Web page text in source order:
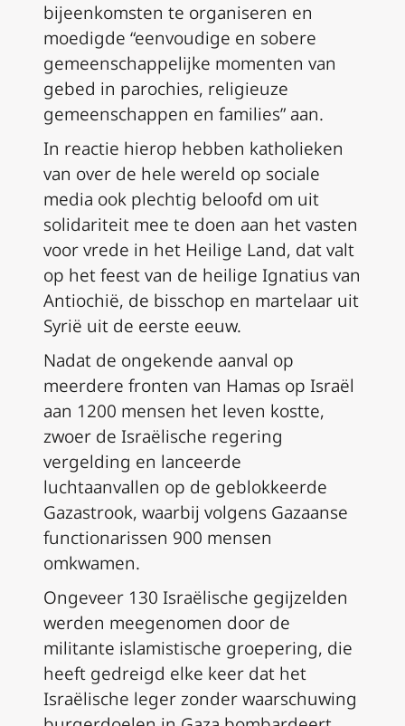
bijeenkomsten te organiseren en
moedigde “eenvoudige en sobere
gemeenschappelijke momenten van
gebed in parochies, religieuze
gemeenschappen en families” aan.
In reactie hierop hebben katholieken
van over de hele wereld op sociale
media ook plechtig beloofd om uit
solidariteit mee te doen aan het vasten
voor vrede in het Heilige Land, dat valt
op het feest van de heilige Ignatius van
Antiochië, de bisschop en martelaar uit
Syrië uit de eerste eeuw.
Nadat de ongekende aanval op
meerdere fronten van Hamas op Israël
aan 1200 mensen het leven kostte,
zwoer de Israëlische regering
vergelding en lanceerde
luchtaanvallen op de geblokkeerde
Gazastrook, waarbij volgens Gazaanse
functionarissen 900 mensen
omkwamen.
Ongeveer 130 Israëlische gegijzelden
werden meegenomen door de
militante islamistische groepering, die
heeft gedreigd elke keer dat het
Israëlische leger zonder waarschuwing